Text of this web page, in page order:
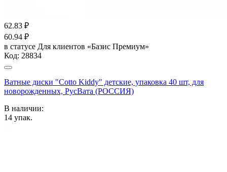
62.83 ₽
60.94 ₽
в статусе Для клиентов «Базис Премиум»
Код: 28834
Ватные диски "Cotto Kiddy" детские, упаковка 40 шт, для
новорожденных, РусВата (РОССИЯ)
В наличии:
14 упак.